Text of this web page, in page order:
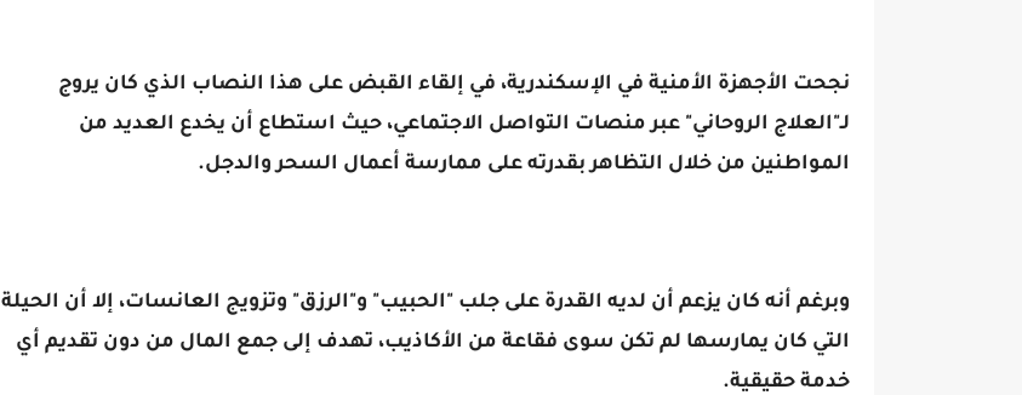
نجحت الأجهزة الأمنية في الإسكندرية، في إلقاء القبض على هذا النصاب الذي كان يروج
لـ"العلاج الروحاني" عبر منصات التواصل الاجتماعي، حيث استطاع أن يخدع العديد من
المواطنين من خلال التظاهر بقدرته على ممارسة أعمال السحر والدجل.
وبرغم أنه كان يزعم أن لديه القدرة على جلب "الحبيب" و"الرزق" وتزويج العانسات، إلا أن الحيلة
التي كان يمارسها لم تكن سوى فقاعة من الأكاذيب، تهدف إلى جمع المال من دون تقديم أي
خدمة حقيقية.